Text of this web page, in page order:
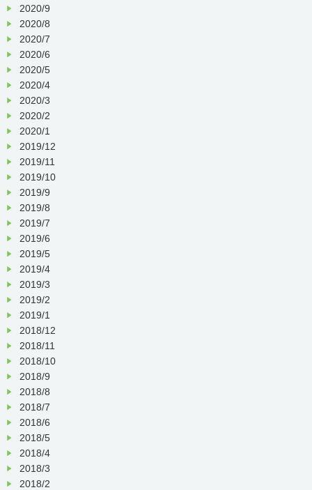
2020/9
2020/8
2020/7
2020/6
2020/5
2020/4
2020/3
2020/2
2020/1
2019/12
2019/11
2019/10
2019/9
2019/8
2019/7
2019/6
2019/5
2019/4
2019/3
2019/2
2019/1
2018/12
2018/11
2018/10
2018/9
2018/8
2018/7
2018/6
2018/5
2018/4
2018/3
2018/2